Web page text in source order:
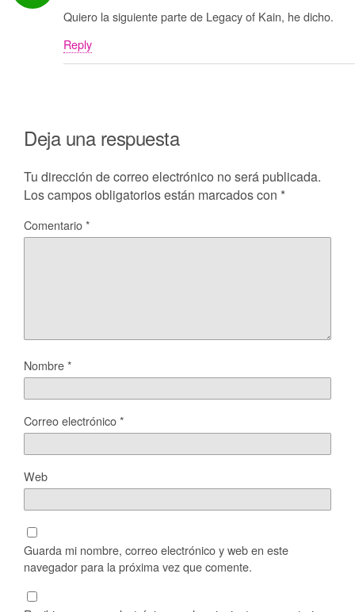
Quiero la siguiente parte de Legacy of Kain, he dicho.
Reply
Deja una respuesta
Tu dirección de correo electrónico no será publicada.
Los campos obligatorios están marcados con *
Comentario*
Nombre*
Correo electrónico*
Web
Guarda mi nombre, correo electrónico y web en este
navegador para la próxima vez que comente.